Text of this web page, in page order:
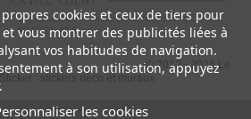
disposition du lundi au vendredi de 8h à 17h
09.82.28.47.69.
© 2012 - 2026 Le
:
stickers déco et muraux
cookies et ceux de tiers pour
vous montrer des publicités liées à
vos habitudes de navigation.
à son utilisation, appuyez
les cookies